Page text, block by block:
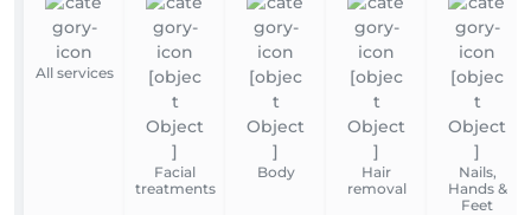
All services
Facial
treatments
Body
Hair
removal
Nails,
Hands &
Feet